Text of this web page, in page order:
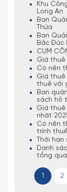
Khu
Long An
Ban
Thừa
Ban
Bắc Đức
CỤM
Giá thuê
Có nên
Giá thuê
thuê với
Ban
sách hỗ
Giá thuê
nhật
Có nên
trình thuê
Thời
Danh
tổng
1 2